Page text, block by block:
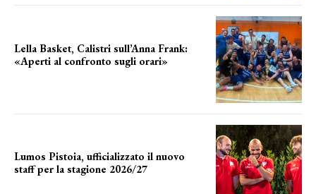
Lella Basket, Calistri sull’Anna Frank:
«Aperti al confronto sugli orari»
Lumos Pistoia, ufficializzato il nuovo
staff per la stagione 2026/27